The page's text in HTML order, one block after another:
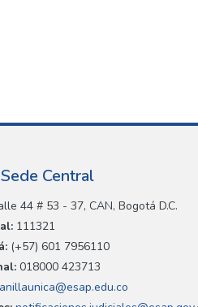
Central
44 # 53 - 37, CAN, Bogotá D.C.
111321
(+57) 601 7956110
018000 423713